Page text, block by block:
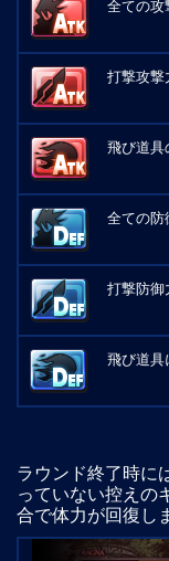
全ての攻
打撃攻撃
飛び道具
全ての防
打撃防御
飛び道具
ラウンド終了時に
っていない控えの
合で体力が回復し